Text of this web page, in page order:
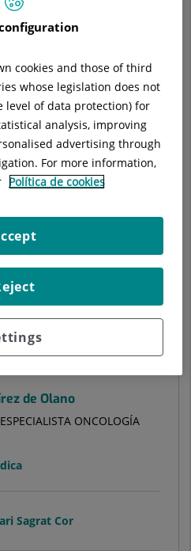
ficha
García
NEFROLOGÍA
Sagrat Cor
Pedir cita
de Olano
ONCOLOGÍA
Sagrat Cor
cookies and those of third
whose legislation does not
level of data protection) for
analysis, improving
advertising through
For more information,
Política de cookies